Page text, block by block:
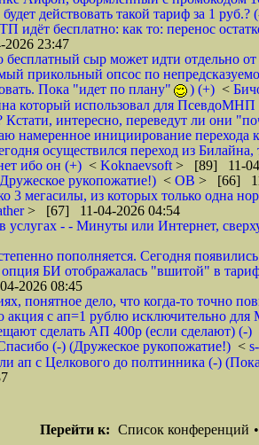
действовать такой тариф за 1 руб.?
идёт бесплатно: как то: перенос
23:47
бесплатный сыр может идти отдельно
прикольный опсос по
Пока "идет по плану" ) (+) <
который использовал для
интересно, переведут ли они
намеренное инициирование
осуществился переход из
ибо он (+) < Koknaevsoft > [89] 11-
рукопожатие!) < ОВ > [66]
3 мегасилы, из которых только одна
> [67] 11-04-2026 04:54
услугах - - Минуты или Интернет,
пополняется. Сегодня
БИ отображалась "вшитой" в
2026 08:45
понятное дело, что когда-то точно
акция с ап=1 рублю исключительно
сделать АП 400р (если сделают) (-)
(-) (Дружеское рукопожатие!) <
ап с Целкового до полтинника (-)
Перейти к: Список конференций •